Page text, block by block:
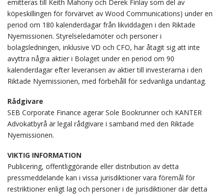
emitteras till Keith Mahony och Derek Finlay som del av
köpeskillingen för förvärvet av Wood Communications) under en
period om 180 kalenderdagar från likviddagen i den Riktade
Nyemissionen. Styrelseledamöter och personer i
bolagsledningen, inklusive VD och CFO, har åtagit sig att inte
avyttra några aktier i Bolaget under en period om 90
kalenderdagar efter leveransen av aktier till investerarna i den
Riktade Nyemissionen, med förbehåll för sedvanliga undantag.
Rådgivare
SEB Corporate Finance agerar Sole Bookrunner och KANTER
Advokatbyrå är legal rådgivare i samband med den Riktade
Nyemissionen.
VIKTIG INFORMATION
Publicering, offentliggörande eller distribution av detta
pressmeddelande kan i vissa jurisdiktioner vara föremål för
restriktioner enligt lag och personer i de jurisdiktioner där detta